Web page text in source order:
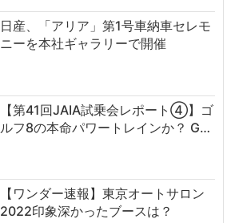
日産、「アリア」第1号車納車セレモ
ニーを本社ギャラリーで開催
【第41回JAIA試乗会レポート④】ゴ
ルフ8の本命パワートレインか？ G…
【ワンダー速報】東京オートサロン
2022印象深かったブースは？